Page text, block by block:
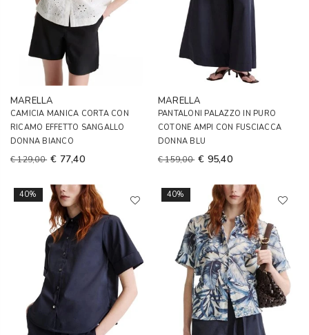
MARELLA
CAMICIA MANICA CORTA CON
RICAMO EFFETTO SANGALLO
DONNA BIANCO
€ 129,00 € 77,40
MARELLA
PANTALONI PALAZZO IN PURO
COTONE AMPI CON FUSCIACCA
DONNA BLU
€ 159,00 € 95,40
40% 40%